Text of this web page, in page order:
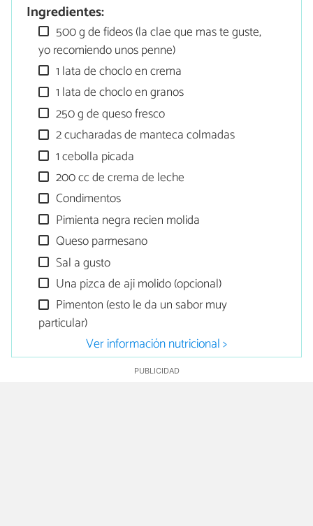
Ingredientes:
500 g de fideos (la clae que mas te guste,
yo recomiendo unos penne)
1 lata de choclo en crema
1 lata de choclo en granos
250 g de queso fresco
2 cucharadas de manteca colmadas
1 cebolla picada
200 cc de crema de leche
Condimentos
Pimienta negra recien molida
Queso parmesano
Sal a gusto
Una pizca de aji molido (opcional)
Pimenton (esto le da un sabor muy
particular)
Ver información nutricional >